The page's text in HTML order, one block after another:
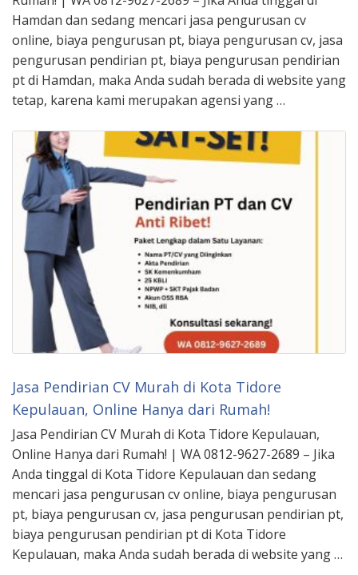
Hamdan dan sedang mencari jasa pengurusan cv
online, biaya pengurusan pt, biaya pengurusan cv, jasa
pengurusan pendirian pt, biaya pengurusan pendirian
pt di Hamdan, maka Anda sudah berada di website yang
tetap, karena kami merupakan agensi yang …
Jasa Pendirian CV Murah di Kota Tidore
Kepulauan, Online Hanya dari Rumah!
Jasa Pendirian CV Murah di Kota Tidore Kepulauan,
Online Hanya dari Rumah! | WA 0812-9627-2689 – Jika
Anda tinggal di Kota Tidore Kepulauan dan sedang
mencari jasa pengurusan cv online, biaya pengurusan
pt, biaya pengurusan cv, jasa pengurusan pendirian pt,
biaya pengurusan pendirian pt di Kota Tidore
Kepulauan, maka Anda sudah berada di website yang …